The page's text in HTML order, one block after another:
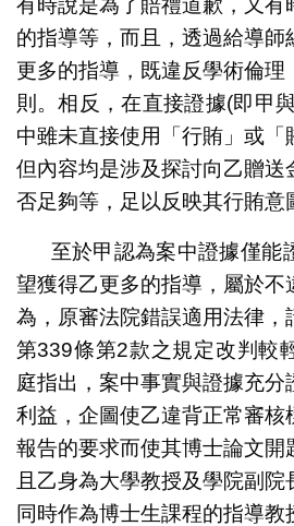
有時說是為了賠禮道歉，又有
的指導等，而且，透過給導師
更多的指導，既違反學術倫理
則。相反，在直接證據(即甲
中雖未直接使用「行賄」或「
但內容均是涉及探討向乙贈送
否足夠等，足以反映其行賄意
至於甲認為案中證據僅能
望獲得乙更多的指導，屬於不
為，原審法院錯誤適用法律，
第339條第2款之規定改判較
庭指出，案中事實與證據充
利益，企圖使乙違背正常審核
報告的要求而使其博士論文開
且乙身為大學教授及學院副院
同時作為博士生課程的指導